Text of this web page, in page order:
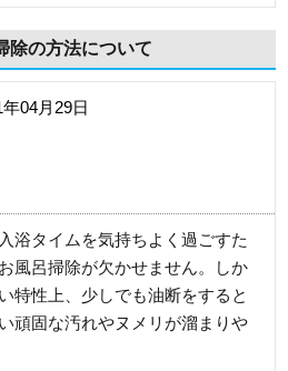
除の方法について
年04月29日
浴タイムを気持ちよく過ごすた
風呂掃除が欠かせません。しか
特性上、少しでも油断をすると
頑固な汚れやヌメリが溜まりや